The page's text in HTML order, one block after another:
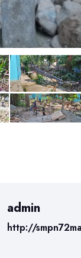
admin
http://